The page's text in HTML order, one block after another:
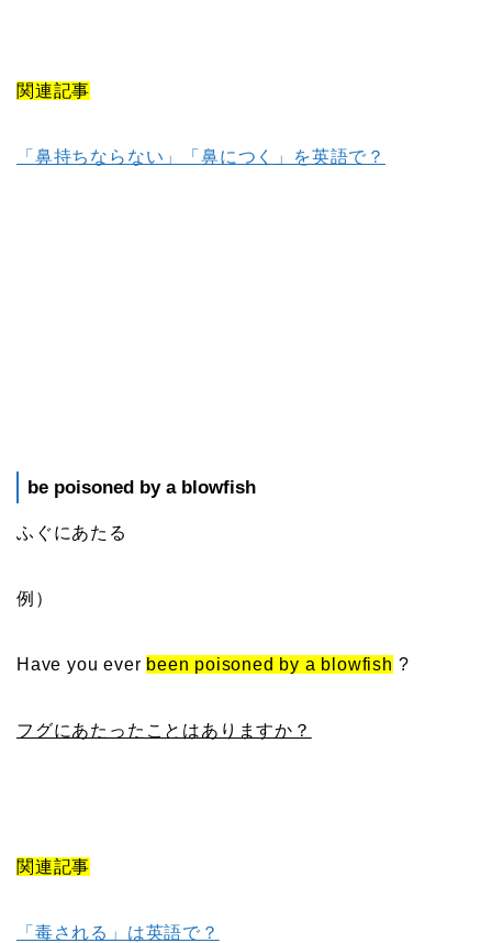
関連記事
「鼻持ちならない」「鼻につく」を英語で？
be poisoned by a blowfish
ふぐにあたる
例）
Have you ever been poisoned by a blowfish ?
フグにあたったことはありますか？
関連記事
「毒される」は英語で？